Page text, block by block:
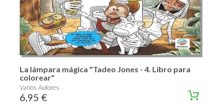
La lámpara mágica "Tadeo Jones - 4. Libro para
colorear"
Varios Autores
6,95 €